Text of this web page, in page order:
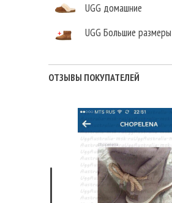
UGG домашние
UGG Большие размеры
ОТЗЫВЫ ПОКУПАТЕЛЕЙ